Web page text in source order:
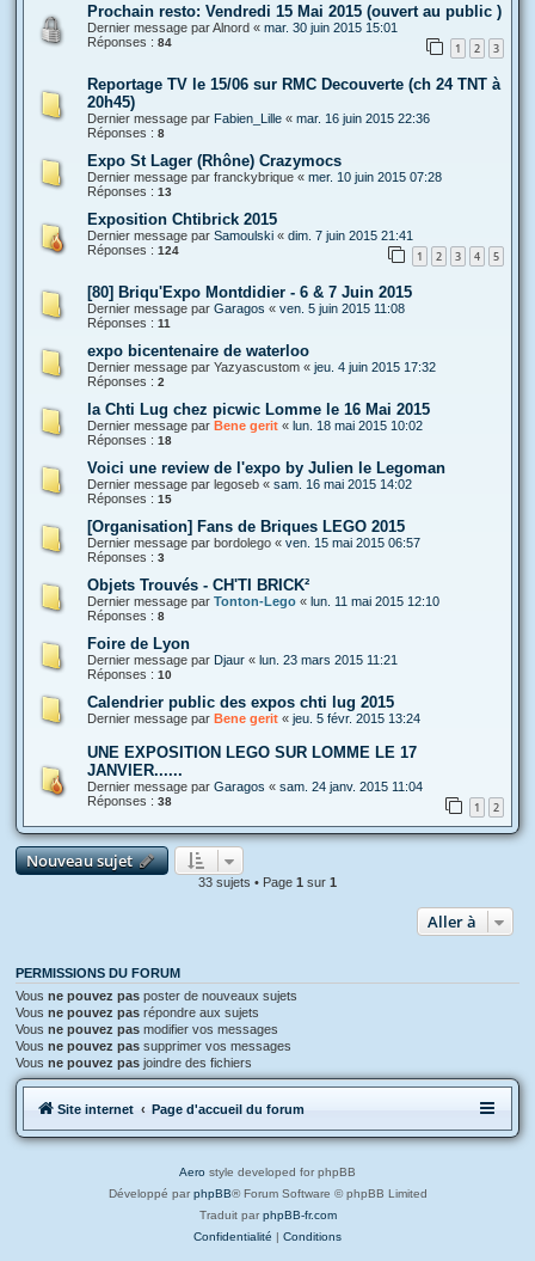
Prochain resto: Vendredi 15 Mai 2015 (ouvert au public )
Dernier message parAlnord « mar. 30 juin 2015 15:01
Réponses : 84 1 2 3
Reportage TV le 15/06 sur RMC Decouverte (ch 24 TNT à
20h45)
Dernier message par Fabien_Lille « mar. 16 juin 2015 22:36
Réponses : 8
Expo St Lager (Rhône) Crazymocs
Dernier message par franckybrique « mer. 10 juin 2015 07:28
Réponses : 13
Exposition Chtibrick 2015
Dernier message par Samoulski « dim. 7 juin 2015 21:41
Réponses : 124 1 2 3 4 5
[80] Briqu'Expo Montdidier - 6 & 7 Juin 2015
Dernier message par Garagos « ven. 5 juin 2015 11:08
Réponses : 11
expo bicentenaire de waterloo
Dernier message par Yazyascustom « jeu. 4 juin 2015 17:32
Réponses : 2
la Chti Lug chez picwic Lomme le 16 Mai 2015
Dernier message par Bene gerit « lun. 18 mai 2015 10:02
Réponses : 18
Voici une review de l'expo by Julien le Legoman
Dernier message par legoseb « sam. 16 mai 2015 14:02
Réponses : 15
[Organisation] Fans de Briques LEGO 2015
Dernier message par bordolego « ven. 15 mai 2015 06:57
Réponses : 3
Objets Trouvés - CH'TI BRICK²
Dernier message par Tonton-Lego « lun. 11 mai 2015 12:10
Réponses : 8
Foire de Lyon
Dernier message par Djaur « lun. 23 mars 2015 11:21
Réponses : 10
Calendrier public des expos chti lug 2015
Dernier message par Bene gerit « jeu. 5 févr. 2015 13:24
UNE EXPOSITION LEGO SUR LOMME LE 17
JANVIER......
Dernier message par Garagos « sam. 24 janv. 2015 11:04
Réponses : 38 1 2
Nouveau sujet
33 sujets • Page 1 sur 1
Aller à
PERMISSIONS DU FORUM
Vous ne pouvez pas poster de nouveaux sujets
Vous ne pouvez pas répondre aux sujets
Vous ne pouvez pas modifier vos messages
Vous ne pouvez pas supprimer vos messages
Vous ne pouvez pas joindre des fichiers
Site internet Page d'accueil du forum
Aero style developed for phpBB
Développé par phpBB® Forum Software © phpBB Limited
Traduit par phpBB-fr.com
Confidentialité | Conditions